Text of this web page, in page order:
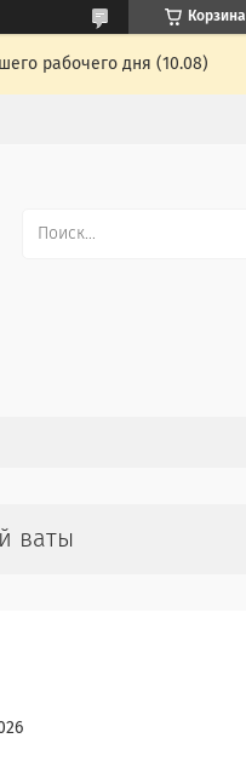
Корзина
рабочего дня (10.08)
ваты